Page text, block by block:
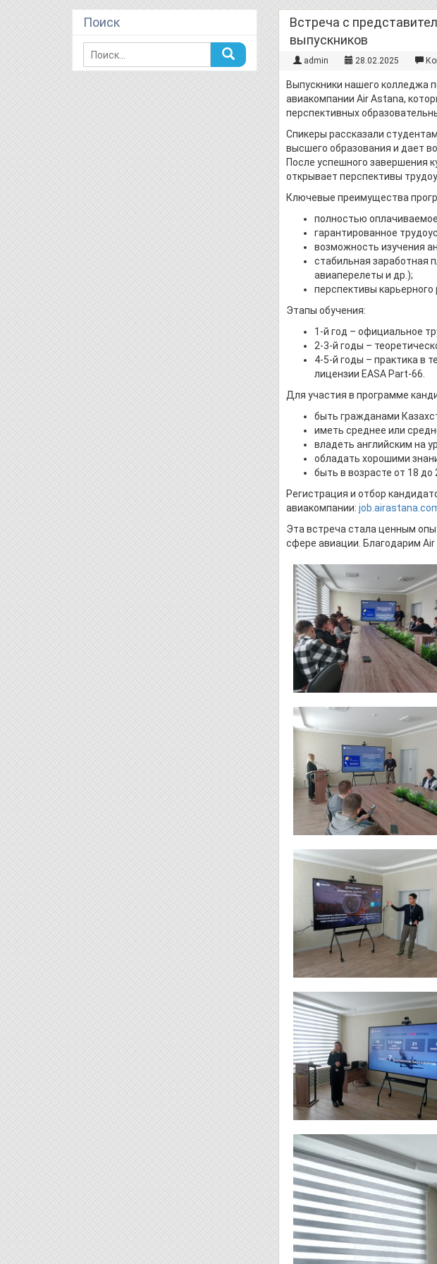
Встреча с
выпускников
admin 28.02.2025
Выпускники нашего колледжа
авиакомпании Air Astana,
перспективных
Спикеры рассказали
высшего образования и дает
После успешного завершения
открывает перспективы
Ключевые преимущества
полностью
гарантированное
возможность изучения
стабильная заработная
авиаперелеты и др.);
перспективы
Этапы обучения:
1-й год – официальное
2-3-й годы –
4-5-й годы – практика в
лицензии EASA Part-66.
Для участия в программе
быть гражданами
иметь среднее или
владеть английским на
обладать хорошими
быть в возрасте от 18 до
Регистрация и отбор
авиакомпании:
Эта встреча стала ценным
сфере авиации. Благодарим
Поиск